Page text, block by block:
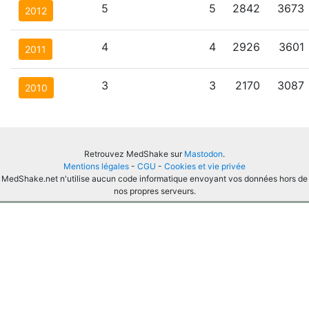
2012 5 5 2842 3673
2011 4 4 2926 3601
2010 3 3 2170 3087
Retrouvez MedShake sur Mastodon.
Mentions légales - CGU - Cookies et vie privée
MedShake.net n'utilise aucun code informatique envoyant vos données hors de
nos propres serveurs.